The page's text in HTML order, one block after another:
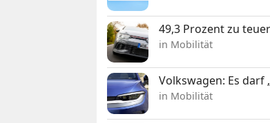
49,3 Prozent zu
in Mobilität
Volkswagen: Es darf
in Mobilität